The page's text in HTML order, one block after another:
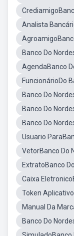
Analista
Banco Do
AgendaBanco
FuncionárioDo
Banco Do
Banco Do
Banco Do
Usuario
VetorBanco Do
ExtratoBanco
Caixa
Token
Manual Da
Banco Do